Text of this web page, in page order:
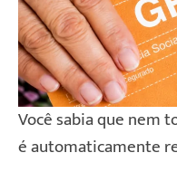
Você sabia que nem
é automaticamente